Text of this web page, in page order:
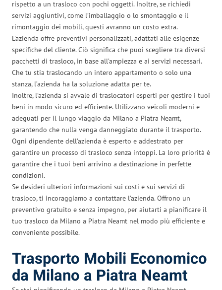
rispetto a un trasloco con pochi oggetti. Inoltre, se richiedi
servizi aggiuntivi, come l’imballaggio o lo smontaggio e il
rimontaggio dei mobili, questi avranno un costo extra.
L’azienda offre preventivi personalizzati, adattati alle esigenze
specifiche del cliente. Ciò significa che puoi scegliere tra diversi
pacchetti di trasloco, in base all’ampiezza e ai servizi necessari.
Che tu stia traslocando un intero appartamento o solo una
stanza, l’azienda ha la soluzione adatta per te.
Inoltre, l’azienda si avvale di traslocatori esperti per gestire i tuoi
beni in modo sicuro ed efficiente. Utilizzano veicoli moderni e
adeguati per il lungo viaggio da Milano a Piatra Neamt,
garantendo che nulla venga danneggiato durante il trasporto.
Ogni dipendente dell’azienda è esperto e addestrato per
garantire un processo di trasloco senza intoppi. La loro priorità è
garantire che i tuoi beni arrivino a destinazione in perfette
condizioni.
Se desideri ulteriori informazioni sui costi e sui servizi di
trasloco, ti incoraggiamo a contattare l’azienda. Offrono un
preventivo gratuito e senza impegno, per aiutarti a pianificare il
tuo trasloco da Milano a Piatra Neamt nel modo più efficiente e
conveniente possibile.
Trasporto Mobili Economico
da Milano a Piatra Neamt